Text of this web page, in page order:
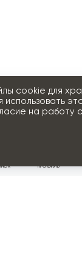
ПРОФИЛЬ
cookie для
на работу